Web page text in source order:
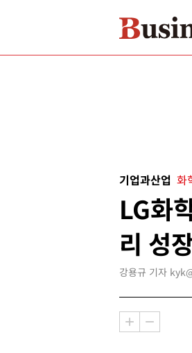
기업과산업 화
LG화
리 성
강용규 기자